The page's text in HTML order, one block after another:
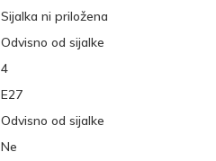
Sijalka ni priložena
Odvisno od sijalke
4
E27
Odvisno od sijalke
Ne